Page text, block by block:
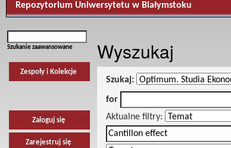
Repozytorium Uniwersytetu w Białymstoku
Szukanie zaawansowane
Zespoły i Kolekcje
Zaloguj się
Zarejestruj się
Wyszukaj
Szukaj:
for
Aktualne filtry: